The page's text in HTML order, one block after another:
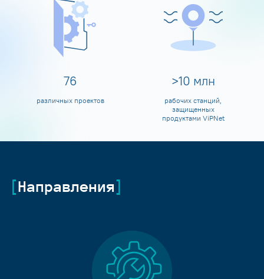
80
различных проектов
>10 млн
рабочих станций,
защищенных
продуктами ViPNet
Направления